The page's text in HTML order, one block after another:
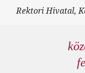
Rektori Hivatal,